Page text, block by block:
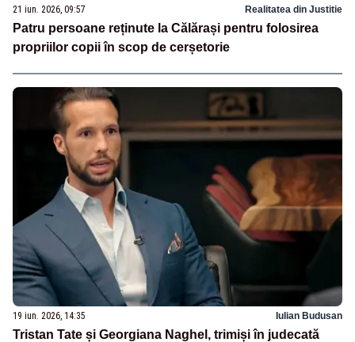
21 iun. 2026, 09:57 Realitatea din Justitie
Patru persoane reținute la Călărași pentru folosirea
propriilor copii în scop de cerșetorie
19 iun. 2026, 14:35 Iulian Budusan
Tristan Tate și Georgiana Naghel, trimiși în judecată